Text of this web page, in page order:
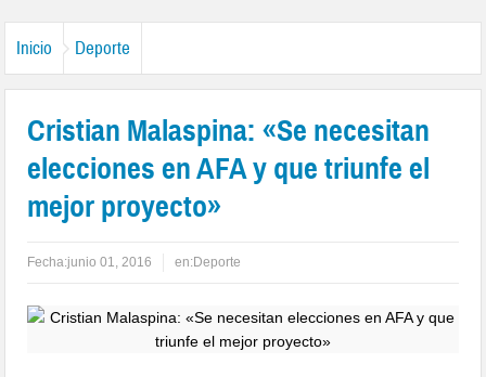
Inicio Deporte
Cristian Malaspina: «Se necesitan
elecciones en AFA y que triunfe el
mejor proyecto»
Fecha:junio 01, 2016 en:Deporte